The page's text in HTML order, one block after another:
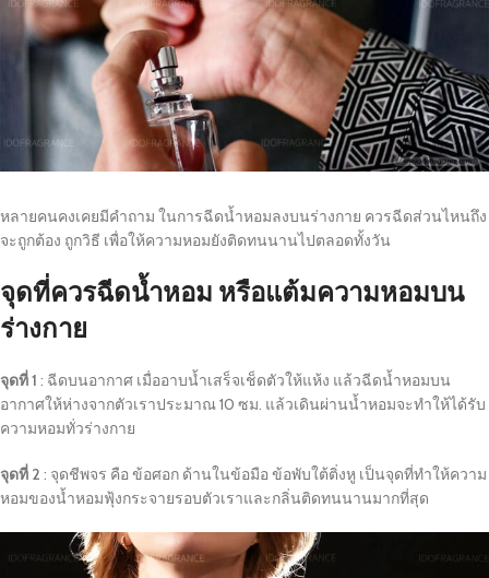
หลายคนคงเคยมีคำถาม ในการฉีดน้ำหอมลงบนร่างกาย ควรฉีดส่วนไหนถึง
จะถูกต้อง ถูกวิธี เพื่อให้ความหอมยังติดทนนานไปตลอดทั้งวัน
จุดที่ควรฉีดน้ำหอม หรือแต้มความหอมบน
ร่างกาย
จุดที่ 1 : ฉีดบนอากาศ เมื่ออาบน้ำเสร็จเช็ดตัวให้แห้ง แล้วฉีดน้ำหอมบน
อากาศให้ห่างจากตัวเราประมาณ 10 ซม. แล้วเดินผ่านน้ำหอมจะทำให้ได้รับ
ความหอมทั่วร่างกาย
จุดที่ 2 : จุดชีพจร คือ ข้อศอก ด้านในข้อมือ ข้อพับใต้ติ่งหู เป็นจุดที่ทำให้ความ
หอมของน้ำหอมฟุ้งกระจายรอบตัวเราและกลิ่นติดทนนานมากที่สุด